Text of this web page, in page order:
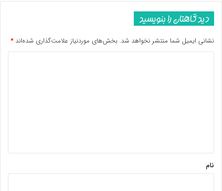
دیدگاهتان را بنویسید
نشانی ایمیل شما منتشر نخواهد شد. بخش‌های موردنیاز علامت‌گذاری شده‌اند *
نام